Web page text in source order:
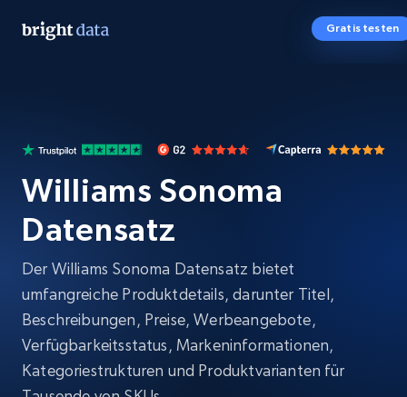
Gratis testen
Williams Sonoma
Datensatz
Der Williams Sonoma Datensatz bietet
umfangreiche Produktdetails, darunter Titel,
Beschreibungen, Preise, Werbeangebote,
Verfügbarkeitsstatus, Markeninformationen,
Kategoriestrukturen und Produktvarianten für